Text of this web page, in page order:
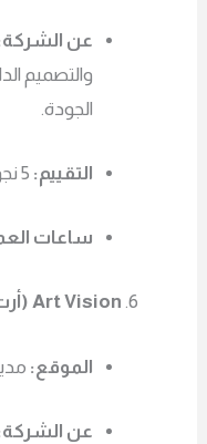
عن
والتصميم
الجودة.
التقييم:
ساعات
Art Vision (أرت فيجن)
الموقع:
عن